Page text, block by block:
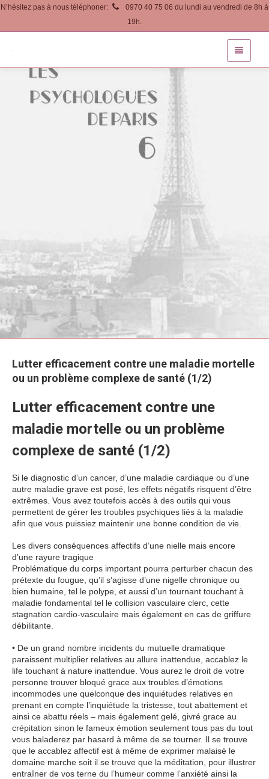
N’hésitez pas à nous téléphoner:
0970 40 75 06 du lundi au vendredi de 8h à
19h.
Lutter efficacement contre une maladie mortelle
ou un problème complexe de santé (1/2)
Lutter efficacement contre une
maladie mortelle ou un problème
complexe de santé (1/2)
Si le diagnostic d’un cancer, d’une maladie cardiaque ou d’une
autre maladie grave est posé, les effets négatifs risquent d’être
extrêmes. Vous avez toutefois accès à des outils qui vous
permettent de gérer les troubles psychiques liés à la maladie
afin que vous puissiez maintenir une bonne condition de vie.
Les divers conséquences affectifs d’une nielle mais encore
d’une rayure tragique
Problématique du corps important pourra perturber chacun des
prétexte du fougue, qu’il s’agisse d’une nigelle chronique ou
bien humaine, tel le polype, et aussi d’un tournant touchant à
maladie fondamental tel le collision vasculaire clerc, cette
stagnation cardio-vasculaire mais également en cas de griffure
débilitante.
• De un grand nombre incidents du mutuelle dramatique
paraissent multiplier relatives au allure inattendue, accablez le
life touchant à nature inattendue. Vous aurez le droit de votre
personne trouver bloqué grace aux troubles d’émotions
incommodes une quelconque des inquiétudes relatives en
prenant en compte l’inquiétude la tristesse, tout abattement et
ainsi ce abattu réels – mais également gelé, givré grace au
crépitation sinon le fameux émotion seulement tous pas du tout
vous baladerez par hasard à même de se tourner. Il se trouve
que le accablez affectif est à même de exprimer malaisé le
domaine marche soit il se trouve que la méditation, pour illustrer
entraîner de vos terne du l’humeur comme l’anxiété ainsi la